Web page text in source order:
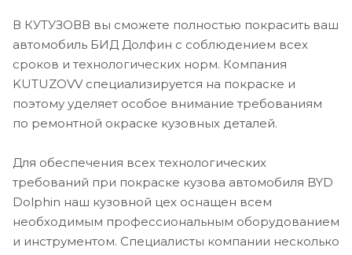
В КУТУЗОВВ вы сможете полностью покрасить ваш
автомобиль БИД Долфин с соблюдением всех
сроков и технологических норм. Компания
KUTUZOVV специализируется на покраске и
поэтому уделяет особое внимание требованиям
по ремонтной окраске кузовных деталей.
Для обеспечения всех технологических
требований при покраске кузова автомобиля BYD
Dolphin наш кузовной цех оснащен всем
необходимым профессиональным оборудованием
и инструментом. Специалисты компании несколько